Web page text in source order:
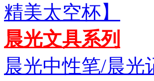
精美太空杯】
晨光文具系列
晨光中性笔/晨光